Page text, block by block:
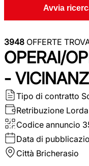
Avvia
3948 OFFERTE
OPERAI/
-
Tipo di contratto
Retribuzione Lorda
Codice annuncio
Data di
Città Bricherasio